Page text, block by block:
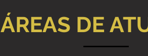
ÁREAS DE